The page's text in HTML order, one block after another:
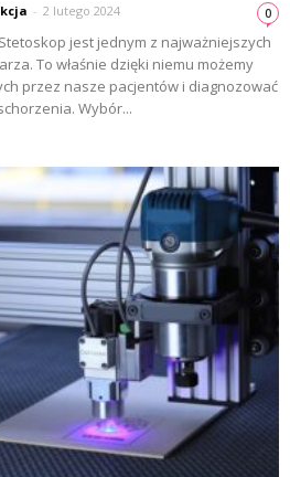
- 2 lutego 2024 0
jest jednym z najważniejszych
To właśnie dzięki niemu możemy
przez nasze pacjentów i diagnozować
Wybór...